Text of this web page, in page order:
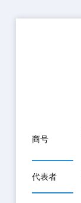
商号
代表者